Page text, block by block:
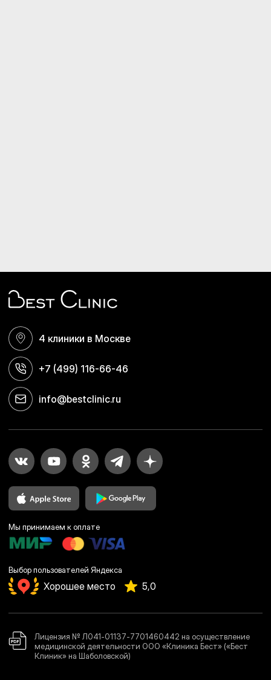
Телефон
+7 (499) 116-66-46
Записаться на приём
Шаболовская
Адрес
Пн. — Сб. с 8:00 до 21:00
Вс. с 9:00 до 21:00
+7 (499) 116-66-46
E-mail
info@bestclinic.ru
4 клиники в Москве
+7 (499) 116-66-46
info@bestclinic.ru
Мы принимаем к оплате
Выбор пользователей Яндекса
Хорошее место 5,0
Лицензия № Л041-01137-7701460442 на осуществление
медицинской деятельности ООО «Клиника Бест» («Бест
Клиник» на Шаболовской)